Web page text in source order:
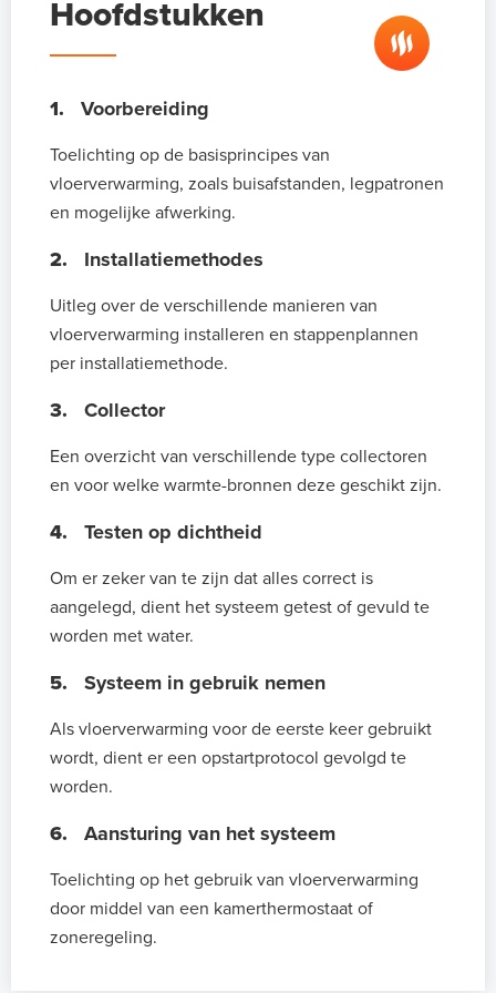
Hoofdstukken
1. Voorbereiding
Toelichting op de basisprincipes van
vloerverwarming, zoals buisafstanden, legpatronen
en mogelijke afwerking.
2. Installatiemethodes
Uitleg over de verschillende manieren van
vloerverwarming installeren en stappenplannen
per installatiemethode.
3. Collector
Een overzicht van verschillende type collectoren
en voor welke warmte-bronnen deze geschikt zijn.
4. Testen op dichtheid
Om er zeker van te zijn dat alles correct is
aangelegd, dient het systeem getest of gevuld te
worden met water.
5. Systeem in gebruik nemen
Als vloerverwarming voor de eerste keer gebruikt
wordt, dient er een opstartprotocol gevolgd te
worden.
6. Aansturing van het systeem
Toelichting op het gebruik van vloerverwarming
door middel van een kamerthermostaat of
zoneregeling.